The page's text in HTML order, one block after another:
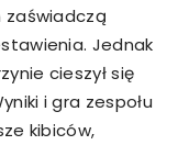
zaświadczą
Jednak
cieszył się
i gra zespołu
kibiców,